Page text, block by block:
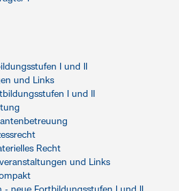
I und II
und Links
I und II
Recht
und Links